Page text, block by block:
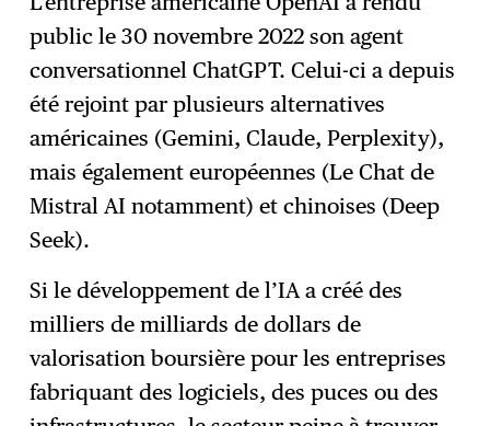
→ S'abonner
public le 30 novembre 2022 son agent
conversationnel ChatGPT. Celui-ci a depuis
été rejoint par plusieurs alternatives
américaines (Gemini, Claude, Perplexity),
mais également européennes (Le Chat de
Mistral AI notamment) et chinoises (Deep
Seek).
Si le développement de l’IA a créé des
milliers de milliards de dollars de
valorisation boursière pour les entreprises
fabriquant des logiciels, des puces ou des